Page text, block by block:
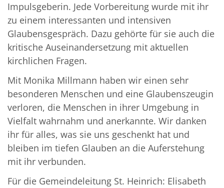
Impulsgeberin. Jede Vorbereitung wurde mit ihr
zu einem interessanten und intensiven
Glaubensgespräch. Dazu gehörte für sie auch die
kritische Auseinandersetzung mit aktuellen
kirchlichen Fragen.
Mit Monika Millmann haben wir einen sehr
besonderen Menschen und eine Glaubenszeugin
verloren, die Menschen in ihrer Umgebung in
Vielfalt wahrnahm und anerkannte. Wir danken
ihr für alles, was sie uns geschenkt hat und
bleiben im tiefen Glauben an die Auferstehung
mit ihr verbunden.
Für die Gemeindeleitung St. Heinrich: Elisabeth